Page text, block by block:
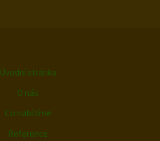
Úvodní stránka
O nás
Co nabízíme
Reference